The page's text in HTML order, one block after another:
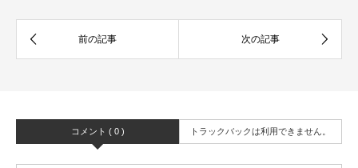
コメント ( 0 ) トラックバックは利用できません。